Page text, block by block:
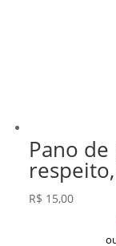
Pano
R$ 15,00